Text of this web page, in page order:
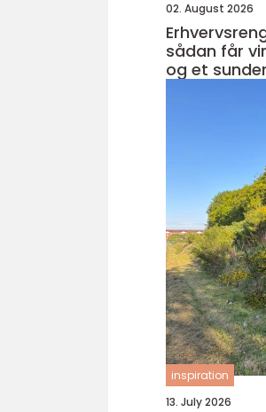
02. August 2026
sådan får
og et
inspiration
13. July 2026